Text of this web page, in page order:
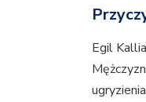
Egil